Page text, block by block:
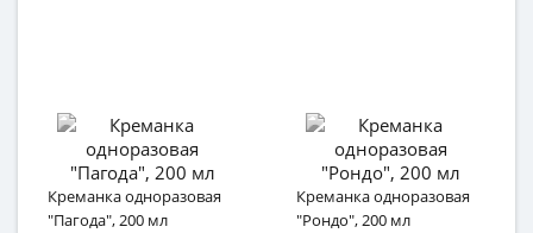
Креманка одноразовая
"Пагода", 200 мл
Креманка одноразовая
"Рондо", 200 мл